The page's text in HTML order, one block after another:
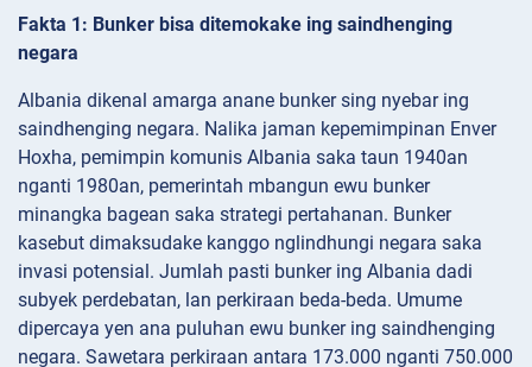
Fakta 1: Bunker bisa ditemokake ing saindhenging
negara
Albania dikenal amarga anane bunker sing nyebar ing
saindhenging negara. Nalika jaman kepemimpinan Enver
Hoxha, pemimpin komunis Albania saka taun 1940an
nganti 1980an, pemerintah mbangun ewu bunker
minangka bagean saka strategi pertahanan. Bunker
kasebut dimaksudake kanggo nglindhungi negara saka
invasi potensial. Jumlah pasti bunker ing Albania dadi
subyek perdebatan, lan perkiraan beda-beda. Umume
dipercaya yen ana puluhan ewu bunker ing saindhenging
negara. Sawetara perkiraan antara 173.000 nganti 750.000